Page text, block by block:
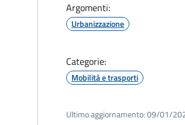
Argomenti:
Urbanizzazione
Categorie:
Mobilità e trasporti
Ultimo aggiornamento:09/01/